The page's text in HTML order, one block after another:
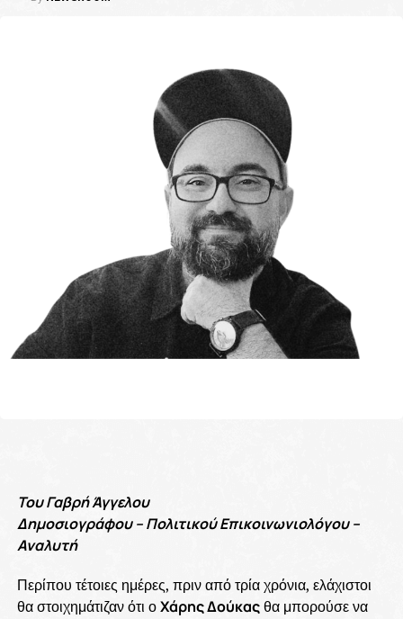
Του Γαβρή Άγγελου
Δημοσιογράφου – Πολιτικού Επικοινωνιολόγου –
Αναλυτή
Περίπου τέτοιες ημέρες, πριν από τρία χρόνια, ελάχιστοι
θα στοιχημάτιζαν ότι οΧάρης Δούκαςθα μπορούσε να